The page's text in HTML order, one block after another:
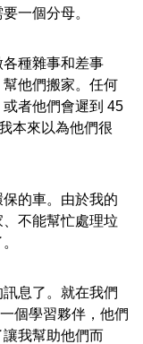
一個分母。
種雜事和差事
他們搬家。任何
者他們會遲到 45
本來以為他們很
的車。由於我的
不能幫忙處理垃
息了。就在我們
個學習夥伴，他們
我幫助他們而